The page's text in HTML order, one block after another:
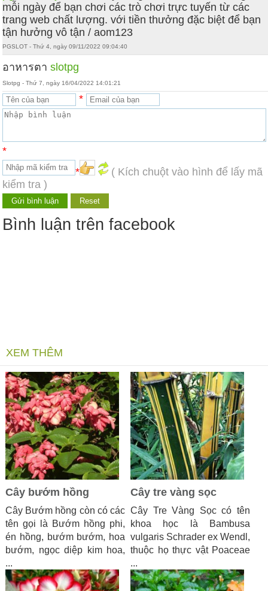
mỗi ngày để bạn chơi các trò chơi trực tuyến từ các
trang web chất lượng. với tiền thưởng đặc biệt để bạn
tận hưởng vô tận / aom123
PGSLOT - Thứ 4, ngày 09/11/2022 09:04:40
อาหารตาslotpg
Slotpg - Thứ 7, ngày 16/04/2022 14:01:21
*
*
*
( Kích chuột vào hình để lấy mã
kiểm tra )
Bình luận trên facebook
XEM THÊM
Cây bướm hồng
Cây Bướm hồng còn có các
tên gọi là Bướm hồng phi,
én hồng, bướm bướm, hoa
bướm, ngọc diệp kim hoa,
...
Cây tre vàng sọc
Cây Tre Vàng Sọc có tên
khoa học là Bambusa
vulgaris Schrader ex Wendl,
thuộc họ thực vật Poaceae
...